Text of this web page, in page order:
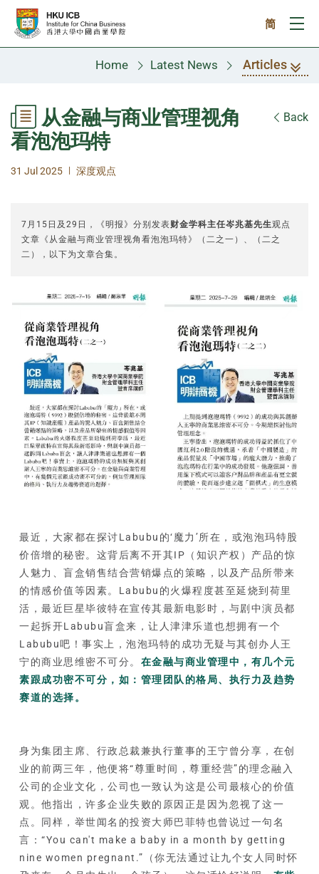
Skip to main content
简
Home Latest News Articles
从金融与商业管理视角
看泡泡玛特
Back
31 Jul 2025 | 深度观点
7月15日及29日，《明报》分别发表财金学科主任岑兆基先生观点
文章《从金融与商业管理视角看泡泡玛特》（二之一）、（二之
二），以下为文章合集。
最近，大家都在探讨Labubu的‘魔力’所在，或泡泡玛特股
价倍增的秘密。这背后离不开其IP（知识产权）产品的惊
人魅力、盲盒销售结合营销爆点的策略，以及产品所带来
的情感价值等因素。Labubu的火爆程度甚至延烧到荷里
活，最近巨星毕彼特在宣传其最新电影时，与剧中演员都
一起拆开Labubu盲盒来，让人津津乐道也想拥有一个
Labubu吧！事实上，泡泡玛特的成功无疑与其创办人王
宁的商业思维密不可分。 在金融与商业管理中，有几个元
素跟成功密不可分，如：管理团队的格局、执行力及趋势
赛道的选择。
身为集团主席、行政总裁兼执行董事的王宁曾分享，在创
业的前两三年，他便将“尊重时间，尊重经营”的理念融入
公司的企业文化，公司也一致认为这是公司最核心的价值
观。他指出，许多企业失败的原因正是因为忽视了这一
点。同样，举世闻名的投资大师巴菲特也曾说过一句名
言：“You can't make a baby in a month by getting
nine women pregnant.”（你无法通过让九个女人同时怀